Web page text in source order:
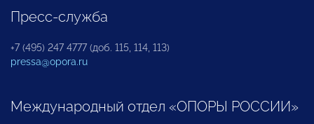
Пресс-служба
+7 (495) 247 4777 (доб. 115, 114, 113)
pressa@opora.ru
Международный отдел «ОПОРЫ РОССИИ»